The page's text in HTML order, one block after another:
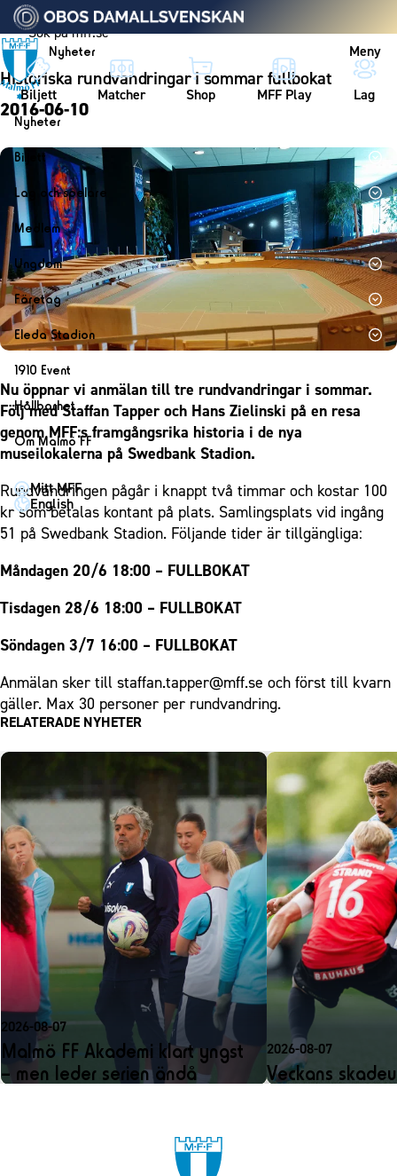
Vidare till innehållet
Nyheter Meny
Biljett Matcher Shop MFF Play Lag
Nyheter
Nyheter
Kalender
Biljett
Biljett
Årskort herr
Årskort dam
Mitt MFF
Biljetter till bortamatcher
Biljettvillkor
Lag och spelare
Lag
Herrlaget
Spelare
Ledarstab
Damlaget
Spelare
Ledarstab
Medlem
Medlemskap i Malmö FF
Årsmöte 2026
Ungdom
MFF Ungdom
Sommarfotboll
Skånecupen
Fotbollsskolan
Fotbollsnätverket
P19
F19
P17
F17
Malmö Trophy
Företag
Bli företagspartner
Nätverket
Klubbstolar
Partner dam
Eleda Stadion
Eleda Stadion
Erics Bar & Restaurang
Matchdag på Eleda Stadion
MFF-museet & rundvandringar
1910 Event
1910 Event
Fest & Event
Konferens
Möte
Mässa
Sommarfest
Julshow
Hållbarhet
Hållbarhet
Himmelsblå framtid – en match för miljön
MFF i samhället
Laget för alla
Himmelsblå Tillsammans
Karriärakademin
Skolakademier
Fonder
Om Malmö FF
Kontakt
Press och media
Historik – damlaget
Närstående organisationer
Policydokument
Mitt MFF
English
Historiska rundvandringar i sommar fullbokat
2016-06-10
Nu öppnar vi anmälan till tre rundvandringar i sommar.
Följ med Staffan Tapper och Hans Zielinski på en resa
genom MFF:s framgångsrika historia i de nya
museilokalerna på Swedbank Stadion.
Rundvandringen pågår i knappt två timmar och kostar 100
kr som betalas kontant på plats. Samlingsplats vid ingång
51 på Swedbank Stadion. Följande tider är tillgängliga:
Måndagen 20/6 18:00 – FULLBOKAT
Tisdagen 28/6 18:00 – FULLBOKAT
Söndagen 3/7 16:00 – FULLBOKAT
Anmälan sker till staffan.tapper@mff.se och först till kvarn
gäller. Max 30 personer per rundvandring.
RELATERADE NYHETER
2026-08-07
Malmö FF Akademi klart yngst
– men leder serien ändå
2026-08-07
Veckans